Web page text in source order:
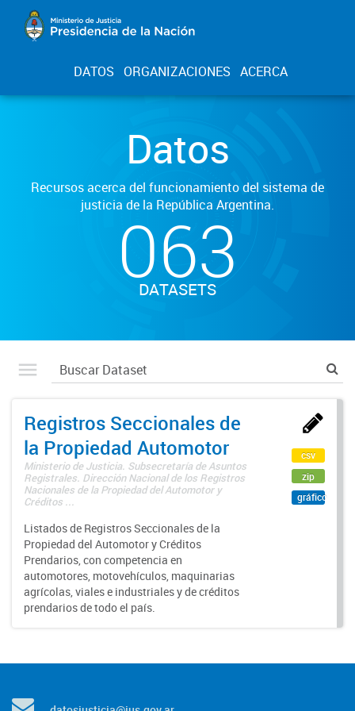
DATOS ORGANIZACIONES ACERCA
Datos
Recursos acerca del funcionamiento del sistema de
justicia de la República Argentina.
063
DATASETS
Registros Seccionales de
la Propiedad Automotor
Ministerio de Justicia. Subsecretaría de Asuntos
Registrales. Dirección Nacional de los Registros
Nacionales de la Propiedad del Automotor y
Créditos ...
Listados de Registros Seccionales de la
Propiedad del Automotor y Créditos
Prendarios, con competencia en
automotores, motovehículos, maquinarias
agrícolas, viales e industriales y de créditos
prendarios de todo el país.
csv
zip
gráfico